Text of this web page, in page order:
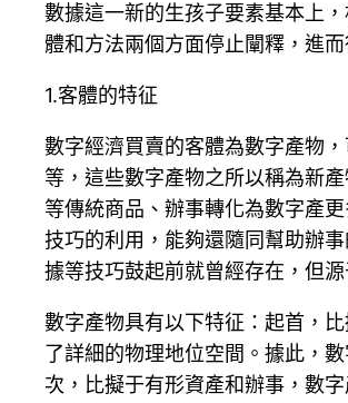
數據這一新的生孩子要素基本上
體和方法兩個方面停止闡釋，進
1.客體的特征
數字經濟買賣的客體為數字產物
等，這些數字產物之所以稱為新
等傳統商品、辦事轉化為數字產
技巧的利用，能夠還隨同幫助辦
據等技巧鼓起前就曾經存在，但
數字產物具有以下特征：起首，
了詳細的物理地位空間。據此，
次，比擬于有形資產和辦事，數